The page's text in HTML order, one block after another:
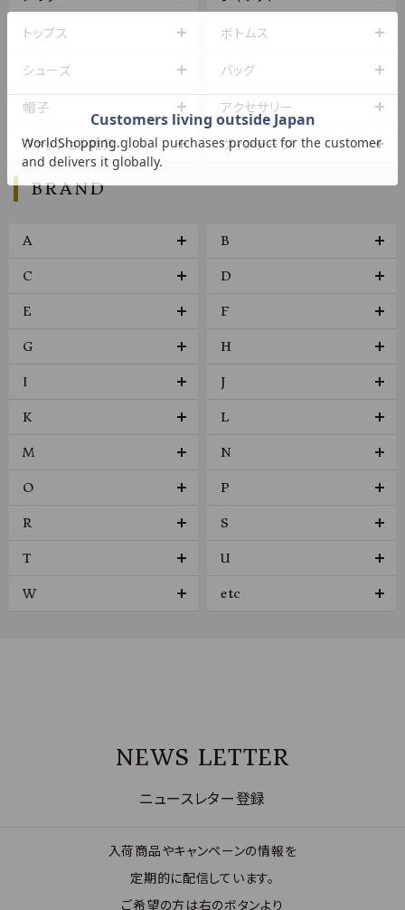
トップス ボトムス
シューズ バッグ
帽子 アクセサリー
ファッション雑貨 ヴィンテージ
BRAND
A B
C D
E F
G H
I J
K L
M N
O P
R S
T U
W etc
NEWS LETTER
ニュースレター登録
入荷商品やキャンペーンの情報を
定期的に配信しています。
ご希望の方は右のボタンより